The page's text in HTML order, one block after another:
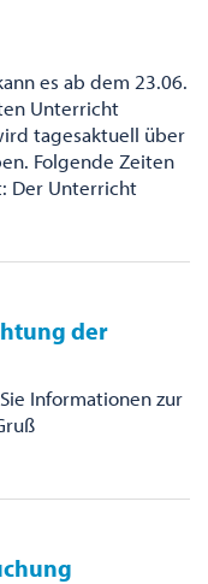
es ab dem 23.06.
Unterricht
tagesaktuell über
Folgende Zeiten
Der Unterricht
der
Informationen zur